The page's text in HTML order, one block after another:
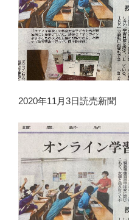
2020年11月3日読売新聞